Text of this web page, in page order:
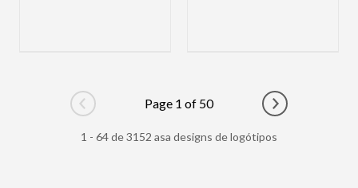
Go to previous page
Page 1 of 50
Go to next
1 - 64 de 3152 asa designs de logótipos